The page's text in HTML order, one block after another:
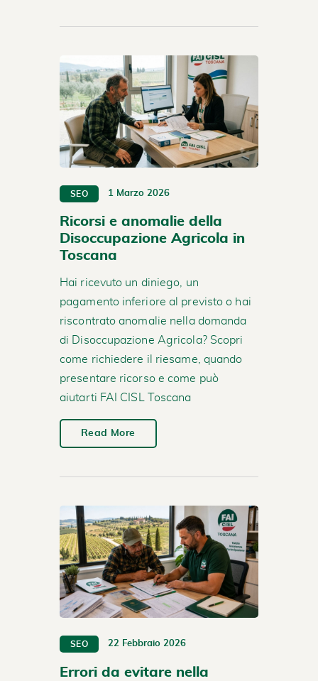
SEO 1 Marzo 2026
Ricorsi e anomalie della
Disoccupazione Agricola in
Toscana
Hai ricevuto un diniego, un
pagamento inferiore al previsto o hai
riscontrato anomalie nella domanda
di Disoccupazione Agricola? Scopri
come richiedere il riesame, quando
presentare ricorso e come può
aiutarti FAI CISL Toscana
Read More
SEO 22 Febbraio 2026
Errori da evitare nella